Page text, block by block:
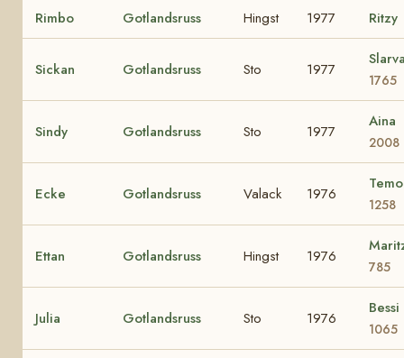
Rimbo Gotlandsruss Hingst 1977 Ritzy
Sickan Gotlandsruss Sto 1977
1765
Sindy Gotlandsruss Sto 1977
Aina
2008
Ecke Gotlandsruss Valack 1976
1258
Ettan Gotlandsruss Hingst 1976
785
Julia Gotlandsruss Sto 1976
Bessi
1065